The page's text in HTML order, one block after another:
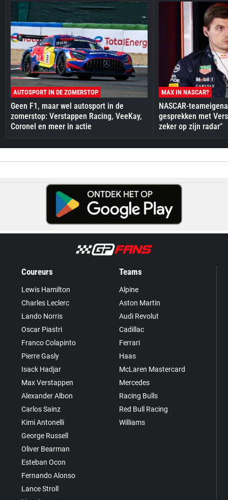
AUTOSPORT IN DE ZOMERSTOP
Geen F1, maar wel autosport in de
zomerstop: Verstappen Racing, VeeKay,
Coronel en meer in actie
MAX IN NASCAR?
NASCAR-
gesprekken met
zeker op zijn radar"
Coureurs
Lewis Hamilton
Charles Leclerc
Lando Norris
Oscar Piastri
Franco Colapinto
Pierre Gasly
Isack Hadjar
Max Verstappen
Alexander Albon
Carlos Sainz
Kimi Antonelli
George Russell
Oliver Bearman
Esteban Ocon
Fernando Alonso
Lance Stroll
Teams
Alpine
Aston Martin
Audi Revolut
Cadillac
Ferrari
Haas
McLaren Mastercard
Mercedes
Racing Bulls
Red Bull Racing
Williams